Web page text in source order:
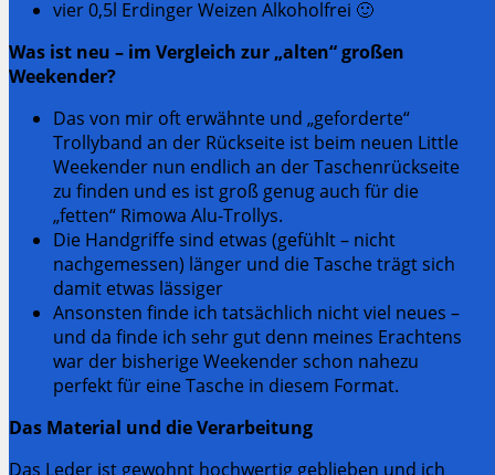
vier 0,5l Erdinger Weizen Alkoholfrei 🙂
Was ist neu – im Vergleich zur „alten“ großen
Weekender?
Das von mir oft erwähnte und „geforderte“
Trollyband an der Rückseite ist beim neuen Little
Weekender nun endlich an der Taschenrückseite
zu finden und es ist groß genug auch für die
„fetten“ Rimowa Alu-Trollys.
Die Handgriffe sind etwas (gefühlt – nicht
nachgemessen) länger und die Tasche trägt sich
damit etwas lässiger
Ansonsten finde ich tatsächlich nicht viel neues –
und da finde ich sehr gut denn meines Erachtens
war der bisherige Weekender schon nahezu
perfekt für eine Tasche in diesem Format.
Das Material und die Verarbeitung
Das Leder ist gewohnt hochwertig geblieben und ich